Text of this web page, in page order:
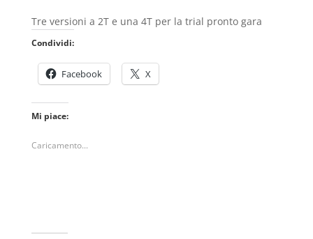
Tre versioni a 2T e una 4T per la trial pronto gara
Condividi:
Facebook X
Mi piace:
Caricamento...